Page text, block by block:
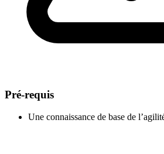
Pré-requis
Une connaissance de base de